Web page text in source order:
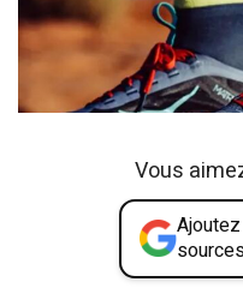
Vous